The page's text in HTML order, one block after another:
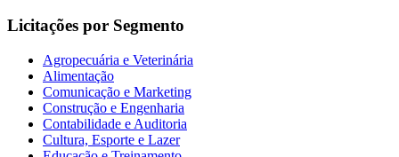
Licitações por Segmento
Agropecuária e Veterinária
Alimentação
Comunicação e Marketing
Construção e Engenharia
Contabilidade e Auditoria
Cultura, Esporte e Lazer